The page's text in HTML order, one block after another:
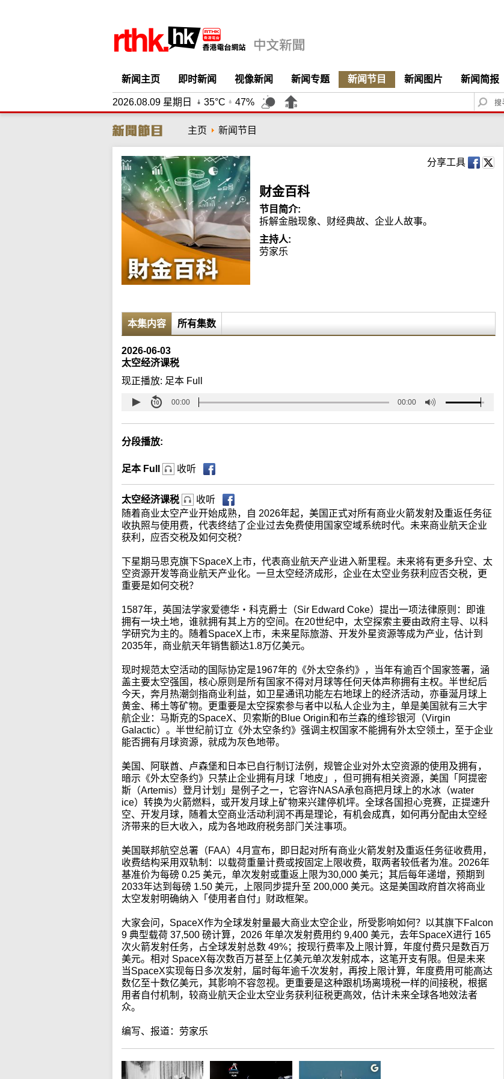
新闻主页 即时新闻 视像新闻 新闻专题 新闻节目 新闻图片 新闻简报
2026.08.09 星期日 35°C 47%
S
e
c
h
主页 新闻节目
分享工具
财金百科
节目简介:
拆解金融现象、财经典故、企业人故事。
主持人:
劳家乐
本集内容 所有集数
2026-06-03
太空经济课税
现正播放: 足本 Full
00:00 00:00
分段播放:
足本 Full 收听
太空经济课税
收听
随着商业太空产业开始成熟，自 2026年起，美国正式对所有商业火箭发射及重返任务征
收执照与使用费，代表终结了企业过去免费使用国家空域系统时代。未来商业航天企业
获利，应否交税及如何交税？
下星期马思克旗下SpaceX上市，代表商业航天产业进入新里程。未来将有更多升空、太
空资源开发等商业航天产业化。一旦太空经济成形，企业在太空业务获利应否交税，更
重要是如何交税？
1587年，英国法学家爱德华‧科克爵士（Sir Edward Coke）提出一项法律原则：即谁
拥有一块土地，谁就拥有其上方的空间。在20世纪中，太空探索主要由政府主导、以科
学研究为主的。随着SpaceX上市，未来星际旅游、开发外星资源等成为产业，估计到
2035年，商业航天年销售额达1.8万亿美元。
现时规范太空活动的国际协定是1967年的《外太空条约》，当年有逾百个国家签署，涵
盖主要太空强国，核心原则是所有国家不得对月球等任何天体声称拥有主权。半世纪后
今天，奔月热潮剑指商业利益，如卫星通讯功能左右地球上的经济活动，亦垂涎月球上
黄金、稀土等矿物。更重要是太空探索参与者中以私人企业为主，单是美国就有三大宇
航企业：马斯克的SpaceX、贝索斯的Blue Origin和布兰森的维珍银河（Virgin
Galactic）。半世纪前订立《外太空条约》强调主权国家不能拥有外太空领土，至于企业
能否拥有月球资源，就成为灰色地带。
美国、阿联酋、卢森堡和日本已自行制订法例，规管企业对外太空资源的使用及拥有，
暗示《外太空条约》只禁止企业拥有月球「地皮」，但可拥有相关资源，美国「阿提密
斯（Artemis）登月计划」是例子之一，它容许NASA承包商把月球上的水冰（water
ice）转换为火箭燃料，或开发月球上矿物来兴建停机坪。全球各国担心竞赛，正提速升
空、开发月球，随着太空商业活动利润不再是理论，有机会成真，如何再分配由太空经
济带来的巨大收入，成为各地政府税务部门关注事项。
美国联邦航空总署（FAA）4月宣布，即日起对所有商业火箭发射及重返任务征收费用，
收费结构采用双轨制：以载荷重量计费或按固定上限收费，取两者较低者为准。2026年
基准价为每磅 0.25 美元，单次发射或重返上限为30,000 美元；其后每年递增，预期到
2033年达到每磅 1.50 美元，上限同步提升至 200,000 美元。这是美国政府首次将商业
太空发射明确纳入「使用者自付」财政框架。
大家会问，SpaceX作为全球发射量最大商业太空企业，所受影响如何？以其旗下Falcon
9 典型载荷 37,500 磅计算，2026 年单次发射费用约 9,400 美元，去年SpaceX进行 165
次火箭发射任务，占全球发射总数 49%；按现行费率及上限计算，年度付费只是数百万
美元。相对 SpaceX每次数百万甚至上亿美元单次发射成本，这笔开支有限。但是未来
当SpaceX实现每日多次发射，届时每年逾千次发射，再按上限计算，年度费用可能高达
数亿至十数亿美元，其影响不容忽视。更重要是这种跟机场离境税一样的间接税，根据
用者自付机制，较商业航天企业太空业务获利征税更高效，估计未来全球各地效法者
众。
编写、报道：劳家乐